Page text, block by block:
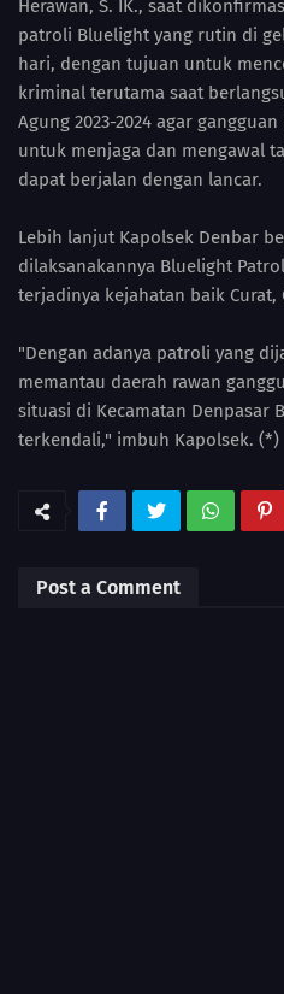
Herawan, S. IK., saat
patroli Bluelight yang rutin di
hari, dengan tujuan untuk
kriminal terutama saat
Agung 2023-2024 agar
untuk menjaga dan mengawal
dapat berjalan dengan lancar.
Lebih lanjut Kapolsek Denbar
dilaksanakannya Bluelight
terjadinya kejahatan baik Curat,
"Dengan adanya patroli yang
memantau daerah rawan
situasi di Kecamatan Denpasar
terkendali," imbuh Kapolsek. (*)
Post a Comment